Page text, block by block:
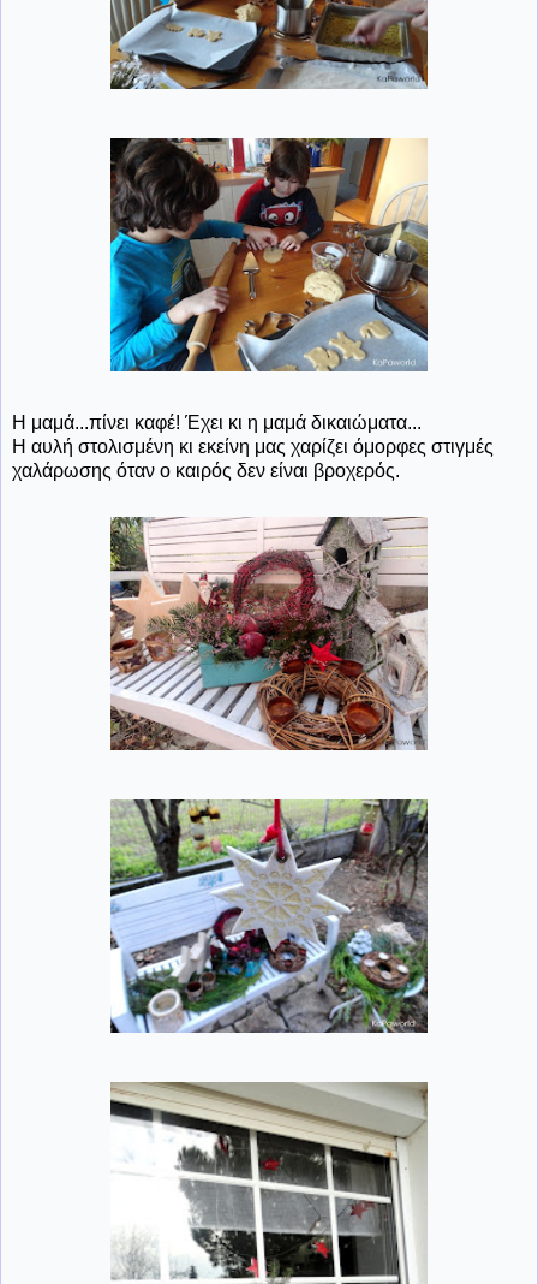
Η μαμά...πίνει καφέ! Έχει κι η μαμά δικαιώματα...
Η αυλή στολισμένη κι εκείνη μας χαρίζει όμορφες στιγμές
χαλάρωσης όταν ο καιρός δεν είναι βροχερός.